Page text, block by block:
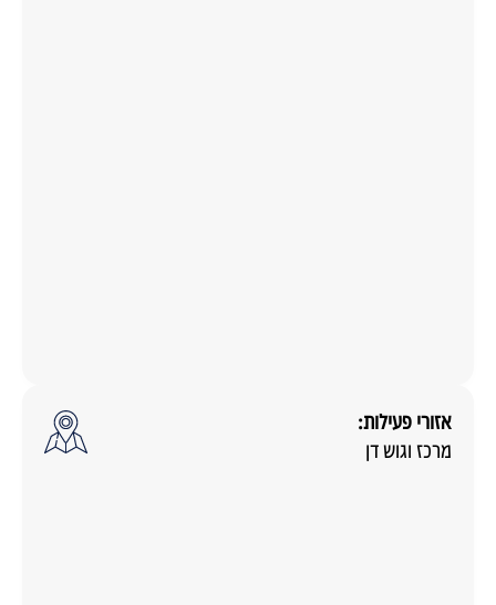
אזורי פעילות:
מרכז וגוש דן